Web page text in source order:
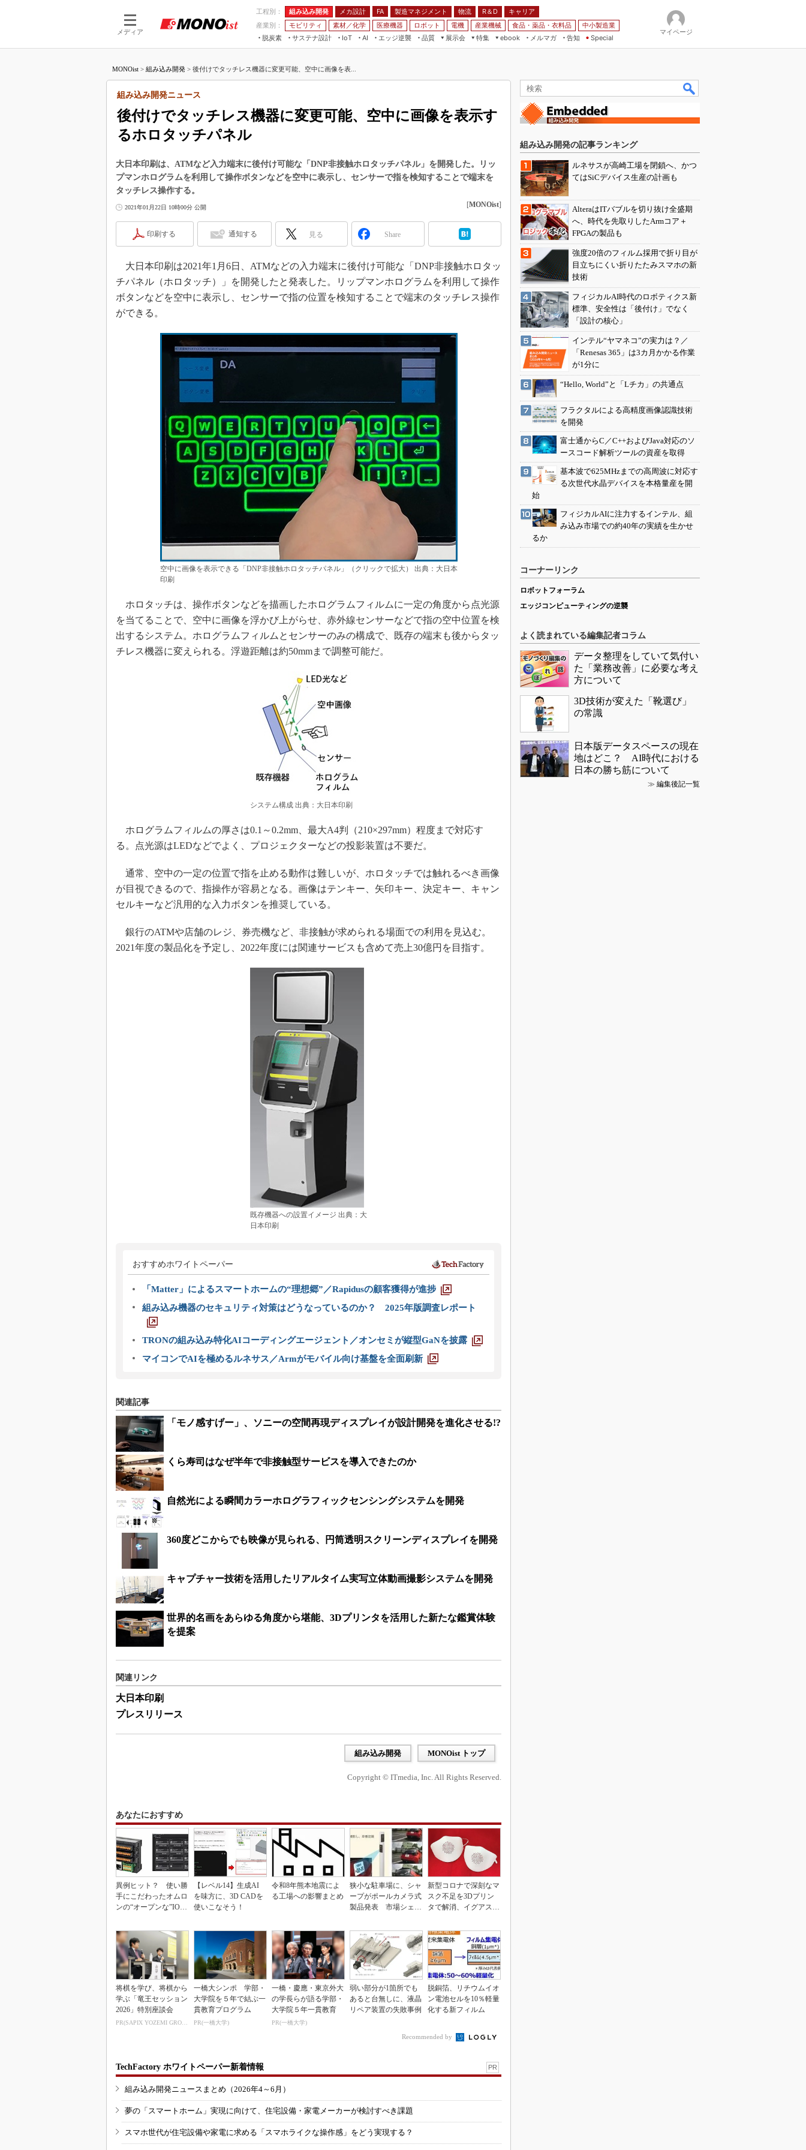
メディア
工程別： 組み込み開発 メカ設計 FA 製造マネジメント 物流 R＆D
キャリア
産業別：
モビリティ 素材／化学 医療機器 ロボット 電機 産業機械 食品・薬品・衣料品
中小製造業
脱炭素
サステナ設計
IoT
つながる工場
AI
AI×設備保全
エッジ逆襲 品質
展示会
JIMTOF
IIFES
TECHNO-FRONTIER
EdgeTech+
日本ものづくりワールド
AUTOMOTIVE WORLD
産業オープンネット展
特集
つながるクルマ
VR／AR
組み込み画像技術
組み込みモデリング
ISO26262
3Dプリンタ
デジタルツインとCAE
イノベーション
製造業ビッグデータ
植物工場
知財マネジメント
海外生産
グローバル設計・開発
制御セキュリティ
新型コロナへの対応
ebook
メルマガ
告知 Special
マイページ
MONOist > 組み込み開発 > 後付けでタッチレス機器に変更可能、空中に画像を表...
後付けでタッチレス機器に変更可能、空中に画像を表示す
るホロタッチパネル
組み込み開発ニュース
大日本印刷は、ATMなど入力端末に後付け可能な「DNP非接触ホロタッチパネル」を開発した。リッ
プマンホログラムを利用して操作ボタンなどを空中に表示し、センサーで指を検知することで端末を
タッチレス操作する。
2021年01月22日 10時00分 公開 [MONOist]
印刷する 通知する 見る Share
大日本印刷は2021年1月6日、ATMなどの入力端末に後付け可能な「DNP非接触ホロタッ
チパネル（ホロタッチ）」を開発したと発表した。リップマンホログラムを利用して操作
ボタンなどを空中に表示し、センサーで指の位置を検知することで端末のタッチレス操作
ができる。
空中に画像を表示できる「DNP非接触ホロタッチパネル」（クリックで拡大） 出典：大日本
印刷
ホロタッチは、操作ボタンなどを描画したホログラムフィルムに一定の角度から点光源
を当てることで、空中に画像を浮かび上がらせ、赤外線センサーなどで指の空中位置を検
出するシステム。ホログラムフィルムとセンサーのみの構成で、既存の端末も後からタッ
チレス機器に変えられる。浮遊距離は約50mmまで調整可能だ。
システム構成 出典：大日本印刷
ホログラムフィルムの厚さは0.1～0.2mm、最大A4判（210×297mm）程度まで対応す
る。点光源はLEDなどでよく、プロジェクターなどの投影装置は不要だ。
通常、空中の一定の位置で指を止める動作は難しいが、ホロタッチでは触れるべき画像
が目視できるので、指操作が容易となる。画像はテンキー、矢印キー、決定キー、キャン
セルキーなど汎用的な入力ボタンを推奨している。
銀行のATMや店舗のレジ、券売機など、非接触が求められる場面での利用を見込む。
2021年度の製品化を予定し、2022年度には関連サービスも含めて売上30億円を目指す。
既存機器への設置イメージ 出典：大
日本印刷
おすすめホワイトペーパー
「Matter」によるスマートホームの“理想郷”／Rapidusの顧客獲得が進捗
組み込み機器のセキュリティ対策はどうなっているのか？ 2025年版調査レポート
TRONの組み込み特化AIコーディングエージェント／オンセミが縦型GaNを披露
マイコンでAIを極めるルネサス／Armがモバイル向け基盤を全面刷新
関連記事
「モノ感すげー」、ソニーの空間再現ディスプレイが設計開発を進化させる!?
くら寿司はなぜ半年で非接触型サービスを導入できたのか
自然光による瞬間カラーホログラフィックセンシングシステムを開発
360度どこからでも映像が見られる、円筒透明スクリーンディスプレイを開発
キャプチャー技術を活用したリアルタイム実写立体動画撮影システムを開発
世界的名画をあらゆる角度から堪能、3Dプリンタを活用した新たな鑑賞体験
を提案
関連リンク
大日本印刷
プレスリリース
組み込み開発 MONOist トップ
Copyright © ITmedia, Inc. All Rights Reserved.
あなたにおすすめ
異例ヒット？ 使い勝
手にこだわったオムロ
ンの“オープンな”IO-L
【レベル14】生成AI
を味方に、3D CADを
使いこなそう！
令和8年熊本地震によ
る工場への影響まとめ
狭小な駐車場に、シャ
ープがポールカメラ式
製品発表 市場シェア
新型コロナで深刻なマ
スク不足を3Dプリン
タで解消、イグアスが
将棋を学び、将棋から
学ぶ「竜王セッション
2026」特別座談会
PR(SAPIX YOZEMI GROUP)
一橋大シンポ 学部・
大学院を５年で結ぶ一
貫教育プログラム
PR(一橋大学)
一橋・慶應・東京外大
の学長らが語る学部・
大学院５年一貫教育
PR(一橋大学)
弱い部分が1箇所でも
あると台無しに、液晶
リペア装置の失敗事例
脱銅箔、リチウムイオ
ン電池セルを10％軽量
化する新フィルム
Recommended by
TechFactory ホワイトペーパー新着情報 PR
組み込み開発ニュースまとめ（2026年4～6月）
夢の「スマートホーム」実現に向けて、住宅設備・家電メーカーが検討すべき課題
スマホ世代が住宅設備や家電に求める「スマホライクな操作感」をどう実現する？
組み込み開発の記事ランキング
ルネサスが高崎工場を閉鎖へ、かつ
てはSiCデバイス生産の計画も
AlteraはITバブルを切り抜け全盛期
へ、時代を先取りしたArmコア＋
FPGAの製品も
強度20倍のフィルム採用で折り目が
目立ちにくい折りたたみスマホの新
技術
フィジカルAI時代のロボティクス新
標準、安全性は「後付け」でなく
「設計の核心」
インテル“ヤマネコ”の実力は？／
「Renesas 365」は3カ月かかる作業
が1分に
“Hello, World”と「Lチカ」の共通点
フラクタルによる高精度画像認識技術
を開発
富士通からC／C++およびJava対応のソ
ースコード解析ツールの資産を取得
基本波で625MHzまでの高周波に対応す
る次世代水晶デバイスを本格量産を開
始
フィジカルAIに注力するインテル、組
み込み市場での約40年の実績を生かせ
るか
コーナーリンク
ロボットフォーラム
エッジコンピューティングの逆襲
よく読まれている編集記者コラム
データ整理をしていて気付い
た「業務改善」に必要な考え
方について
3D技術が変えた「靴選び」
の常識
日本版データスペースの現在
地はどこ？ AI時代における
日本の勝ち筋について
≫ 編集後記一覧